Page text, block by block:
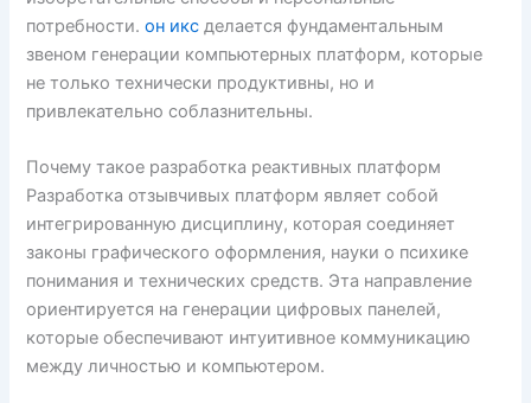
потребности.он икс делается фундаментальным
звеном генерации компьютерных платформ, которые
не только технически продуктивны, но и
привлекательно соблазнительны.
Почему такое разработка реактивных платформ
Разработка отзывчивых платформ являет собой
интегрированную дисциплину, которая соединяет
законы графического оформления, науки о психике
понимания и технических средств. Эта направление
ориентируется на генерации цифровых панелей,
которые обеспечивают интуитивное коммуникацию
между личностью и компьютером.